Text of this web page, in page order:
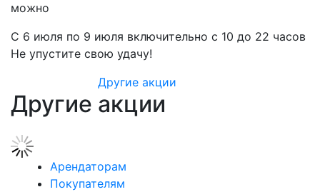
можно
С 6 июля по 9 июля включительно с 10 до 22 часов
Не упустите свою удачу!
Другие акции
Другие акции
Арендаторам
Покупателям